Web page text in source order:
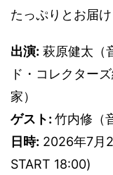
たっぷりとお届け
出演: 萩原健太（
ド・コレクター
家）
ゲスト: 竹内修（
日時: 2026年7月
START 18:00)